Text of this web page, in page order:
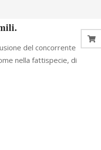
del concorrente
nella fattispecie, di